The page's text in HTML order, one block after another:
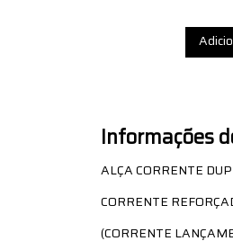
Informações
ALÇA CORRENTE
CORRENTE
(CORRENTE